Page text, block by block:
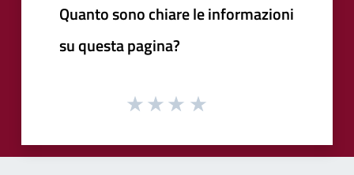
Quanto sono chiare le informazioni
su questa pagina?